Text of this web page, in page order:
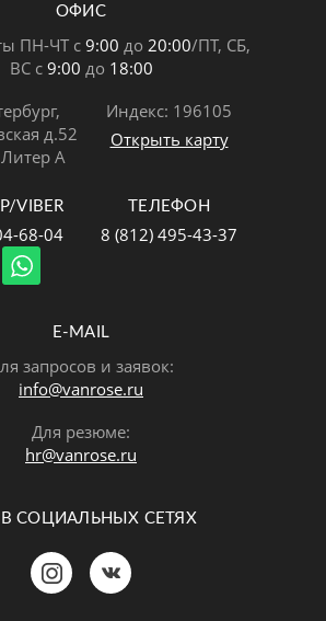
ОФИС
ПН-ЧТ с 9:00 до 20:00/ПТ, СБ,
ВС с 9:00 до 18:00
д.52
А
Индекс: 196105
Открыть карту
VIBER
68-04
ТЕЛЕФОН
8 (812) 495-43-37
E-MAIL
запросов и заявок:
info@vanrose.ru
Для резюме:
hr@vanrose.ru
СОЦИАЛЬНЫХ СЕТЯХ
Telegram